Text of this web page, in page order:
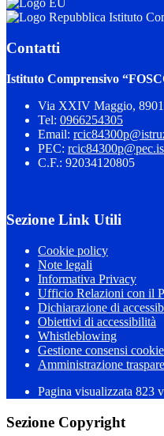
Istituto
Contatti
Istituto Comprensivo
Via XXIV Maggio,
Tel: 0966254305
Email:
PEC:
C.F.: 92034120805
Sezione Link Utili
Cookie policy
Note legali
Informativa Privacy
Ufficio Relazioni con il
Dichiarazione di
Obiettivi di accessibilità
Whistleblowing
Gestione consensi cookie
Amministrazione
Pagina visualizzata 823
Sezione Copyright